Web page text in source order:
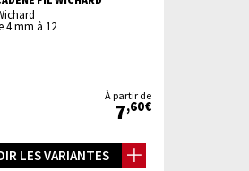
4 mm à 12
À partir de
7,60€
LES VARIANTES